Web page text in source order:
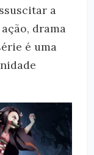
a
drama
é uma